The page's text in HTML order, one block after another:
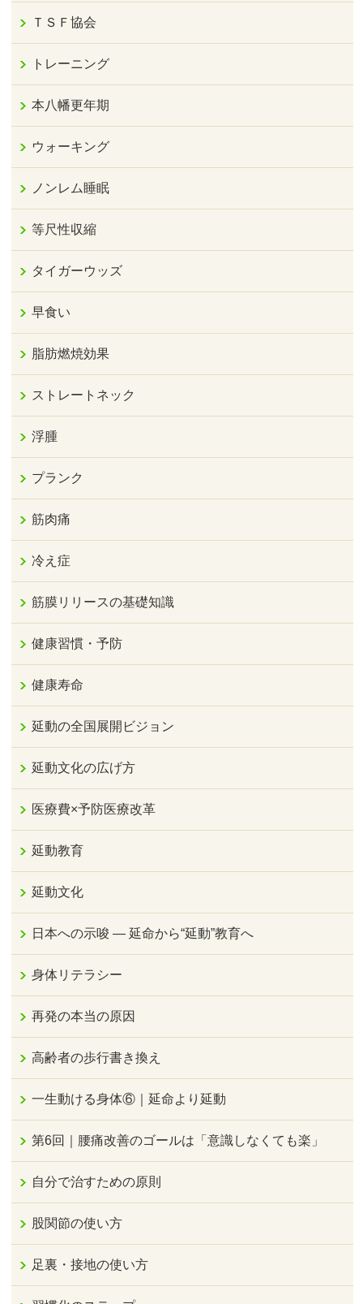
ＴＳＦ協会
トレーニング
本八幡更年期
ウォーキング
ノンレム睡眠
等尺性収縮
タイガーウッズ
早食い
脂肪燃焼効果
ストレートネック
浮腫
プランク
筋肉痛
冷え症
筋膜リリースの基礎知識
健康習慣・予防
健康寿命
延動の全国展開ビジョン
延動文化の広げ方
医療費×予防医療改革
延動教育
延動文化
日本への示唆 ― 延命から“延動”教育へ
身体リテラシー
再発の本当の原因
高齢者の歩行書き換え
一生動ける身体⑥｜延命より延動
第6回｜腰痛改善のゴールは「意識しなくても楽」
自分で治すための原則
股関節の使い方
足裏・接地の使い方